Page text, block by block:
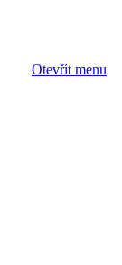
Otevřít menu